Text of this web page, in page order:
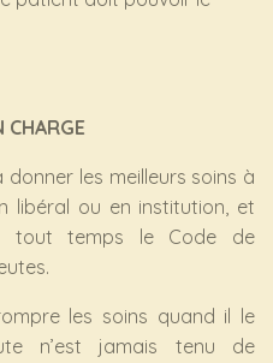
CHARGE
donner les meilleurs soins à
libéral ou en institution, et
tout temps le Code de
les soins quand il le
n’est jamais tenu de